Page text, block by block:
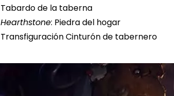
Tabardo de la taberna
Hearthstone: Piedra del hogar
Transfiguración Cinturón de tabernero